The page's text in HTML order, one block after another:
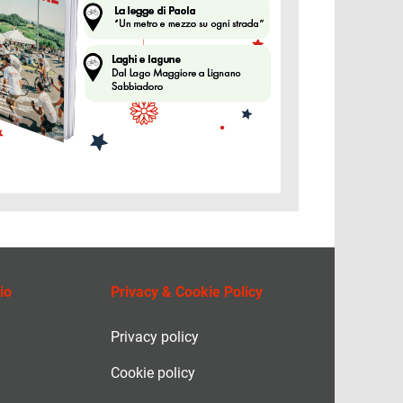
Privacy & Cookie Policy
Privacy policy
Cookie policy